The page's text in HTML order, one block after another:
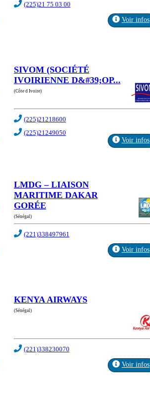
(225)21 75 03 00
Voir infos
SIVOM (SOCIÉTÉ
IVOIRIENNE D&#39;OP...
(Côte d Ivoire)
(225)21218600
(225)21249050
Voir infos
LMDG – LIAISON
MARITIME DAKAR
GORÉE
(Sénégal)
(221)338497961
Voir infos
KENYA AIRWAYS
(Sénégal)
(221)338230070
Voir infos